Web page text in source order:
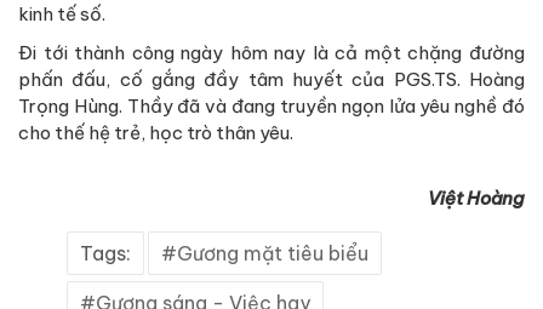
kinh tế số.
Đi tới thành công ngày hôm nay là cả một chặng đường
phấn đấu, cố gắng đầy tâm huyết của PGS.TS. Hoàng
Trọng Hùng. Thầy đã và đang truyền ngọn lửa yêu nghề đó
cho thế hệ trẻ, học trò thân yêu.
Việt Hoàng
Tags: Gương mặt tiêu biểu
Gương sáng - Việc hay